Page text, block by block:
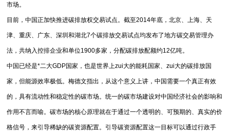
市场。
目前，中国正加快推进碳排放权交易试点。截至2014年底，北京、上海、天
津、重庆、广东、深圳和湖北7个碳排放交易试点均发布了地方碳交易管理办
法，共纳入控排企业和单位1900多家，分配碳排放配额约12亿吨。
中国已经是*二大GDP国家，也是世界上zui大的能耗国家、zui大的碳排放国
家，但能源效率极低。梅德文指出，从这个意义上讲，中国需要一个真正有效
的，具有流动性和稳定性的碳市场。统一的碳市场建设对中国经济社会的影响和
作用不言而喻。碳市场的核心原理就在于通过一个透明的、可预期的、真实的价
格信号，来引导稀缺的碳资源配置。引导碳资源配置这一目标可以通过行政手